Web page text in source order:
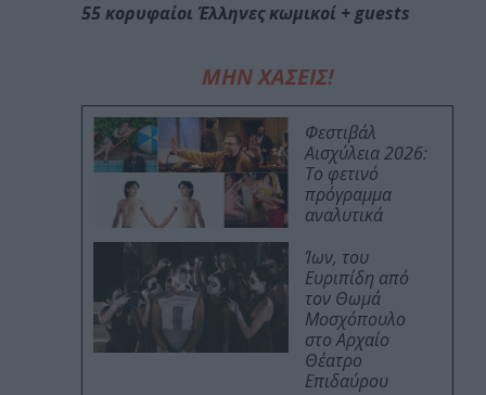
55 κορυφαίοι Έλληνες κωμικοί + guests
ΜΗΝ ΧΑΣΕΙΣ!
Φεστιβάλ
Αισχύλεια 2026:
Το φετινό
πρόγραμμα
αναλυτικά
Ίων, του
Ευριπίδη από
τον Θωμά
Μοσχόπουλο
στο Αρχαίο
Θέατρο
Επιδαύρου